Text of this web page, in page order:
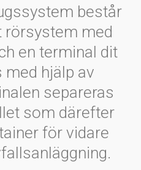
består
rörsystem med
en terminal dit
hjälp av
separeras
som därefter
för vidare